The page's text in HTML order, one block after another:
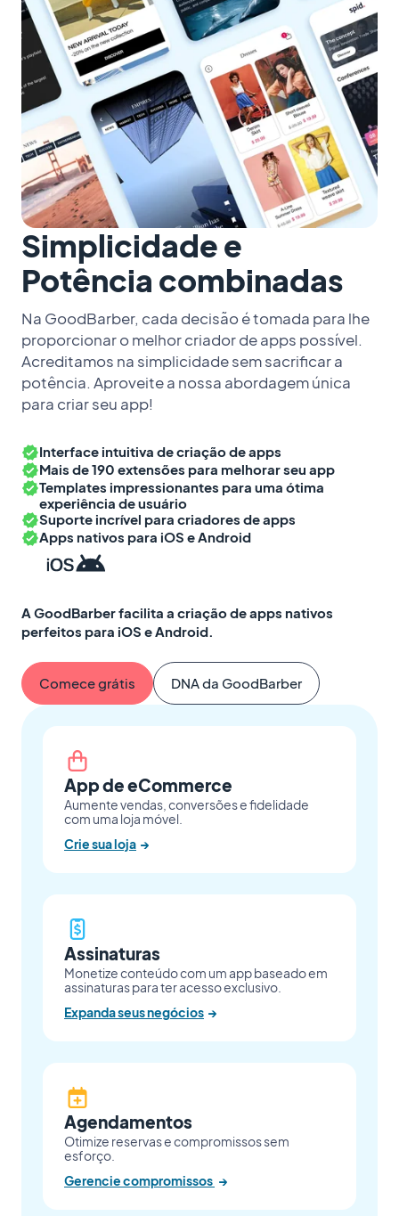
Simplicidade e
Potência combinadas
Na GoodBarber, cada decisão é tomada para lhe
proporcionar o melhor criador de apps possível.
Acreditamos na simplicidade sem sacrificar a
potência. Aproveite a nossa abordagem única
para criar seu app!
Interface intuitiva de criação de apps
Mais de 190 extensões para melhorar seu app
Templates impressionantes para uma ótima
experiência de usuário
Suporte incrível para criadores de apps
Apps nativos para iOS e Android
A GoodBarber facilita a criação de apps nativos
perfeitos para iOS e Android.
Comece grátis DNA da GoodBarber
App de eCommerce
Aumente vendas, conversões e fidelidade
com uma loja móvel.
Crie sua loja →
Assinaturas
Monetize conteúdo com um app baseado em
assinaturas para ter acesso exclusivo.
Expanda seus negócios →
Agendamentos
Otimize reservas e compromissos sem
esforço.
Gerencie compromissos →